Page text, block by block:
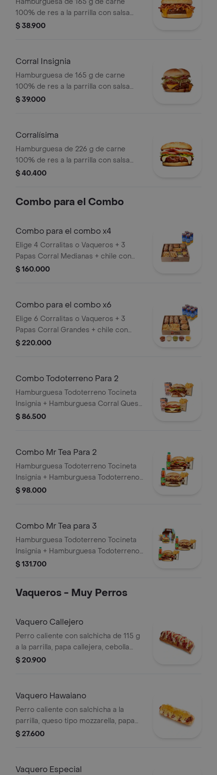
100% de res a la parrilla con salsa
bbq, tocineta, una tajada de queso
$ 38.900
Corral Insignia
Hamburguesa de 165 g de carne
100% de res a la parrilla con salsa
BBQ, tocineta, queso americano,
mostaza en pan papa
$ 39.000
Corralísima
Hamburguesa de 226 g de carne
100% de res a la parrilla con salsa
bbq, queso mozzarella, tomate en
mostaza
$ 40.400
Combo para el Combo
Combo para el combo x4
Elige 4 Corralitas o Vaqueros + 3
Papas Corral Medianas + chile con
carne, guacamole, queso cheddar,
$ 160.000
Combo para el combo x6
Elige 6 Corralitas o Vaqueros + 3
Papas Corral Grandes + chile con
carne, guacamole, queso cheddar,
$ 220.000
Combo Todoterreno Para 2
Hamburguesa Todoterreno Tocineta
Insignia + Hamburguesa Corral Queso
+ 2 papas grandes + 2 bebidas
$ 86.500
Combo Mr Tea Para 2
Hamburguesa Todoterreno Tocineta
Insignia + Hamburguesa Todoterreno
Callejera + 2 papas grandes + 2 Mr
$ 98.000
Combo Mr Tea para 3
Hamburguesa Todoterreno Tocineta
Insignia + Hamburguesa Todoterreno
Callejera + 2 papas grandes + 2 Mr
$ 131.700
Vaqueros - Muy Perros
Vaquero Callejero
Perro caliente con salchicha de 115 g
a la parrilla, papa callejera, cebolla
picada, salsa blanca, salsa de tomate
$ 20.900
Vaquero Hawaiano
Perro caliente con salchicha a la
parrilla, queso tipo mozzarella, papa
callejera, piña, salsa blanca y salsa de
$ 27.600
Vaquero Especial